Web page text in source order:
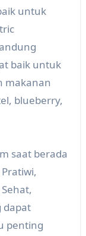
untuk
baik untuk
makanan
blueberry,
saat berada
dapat
penting